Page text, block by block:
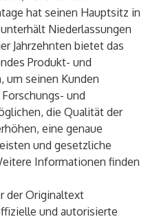
hat seinen Hauptsitz in
Niederlassungen
Jahrzehnten bietet das
Produkt- und
seinen Kunden
und
die Qualität der
eine genaue
und gesetzliche
Informationen finden
der Originaltext
und autorisierte